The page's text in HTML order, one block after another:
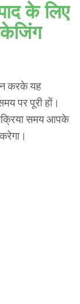
के लिए
करके यह
पर पूरी हों।
समय आपके